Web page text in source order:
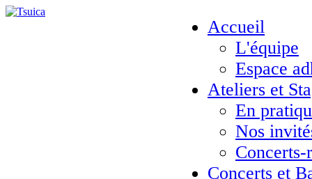
Accueil
L'équipe
Espace
Ateliers et
En
Nos
Concerts-
Concerts et